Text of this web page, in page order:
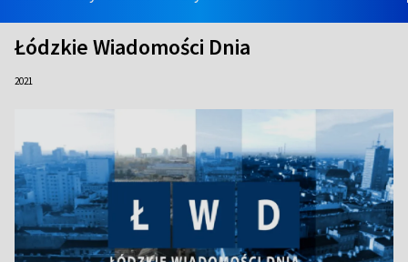
Łódzkie Wiadomości Dnia
2021